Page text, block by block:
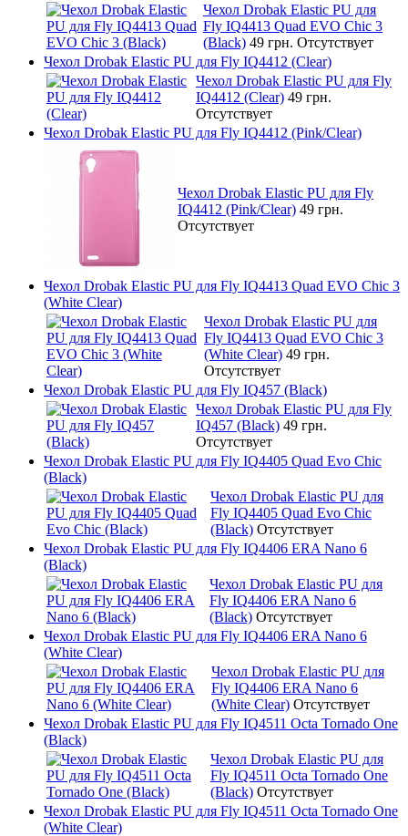
Чехол Drobak Elastic PU для
Fly IQ4413 Quad EVO Chic 3
(Black) 49 грн. Отсутствует
Чехол Drobak Elastic PU для Fly IQ4412 (Clear)
Чехол Drobak Elastic PU для Fly
IQ4412 (Clear) 49 грн.
Отсутствует
Чехол Drobak Elastic PU для Fly IQ4412 (Pink/Clear)
Чехол Drobak Elastic PU для Fly
IQ4412 (Pink/Clear) 49 грн.
Отсутствует
Чехол Drobak Elastic PU для Fly IQ4413 Quad EVO Chic 3
(White Clear)
Чехол Drobak Elastic PU для
Fly IQ4413 Quad EVO Chic 3
(White Clear) 49 грн.
Отсутствует
Чехол Drobak Elastic PU для Fly IQ457 (Black)
Чехол Drobak Elastic PU для Fly
IQ457 (Black) 49 грн.
Отсутствует
Чехол Drobak Elastic PU для Fly IQ4405 Quad Evo Chic
(Black)
Чехол Drobak Elastic PU для
Fly IQ4405 Quad Evo Chic
(Black) Отсутствует
Чехол Drobak Elastic PU для Fly IQ4406 ERA Nano 6
(Black)
Чехол Drobak Elastic PU для
Fly IQ4406 ERA Nano 6
(Black) Отсутствует
Чехол Drobak Elastic PU для Fly IQ4406 ERA Nano 6
(White Clear)
Чехол Drobak Elastic PU для
Fly IQ4406 ERA Nano 6
(White Clear) Отсутствует
Чехол Drobak Elastic PU для Fly IQ4511 Octa Tornado One
(Black)
Чехол Drobak Elastic PU для
Fly IQ4511 Octa Tornado One
(Black) Отсутствует
Чехол Drobak Elastic PU для Fly IQ4511 Octa Tornado One
(White Clear)